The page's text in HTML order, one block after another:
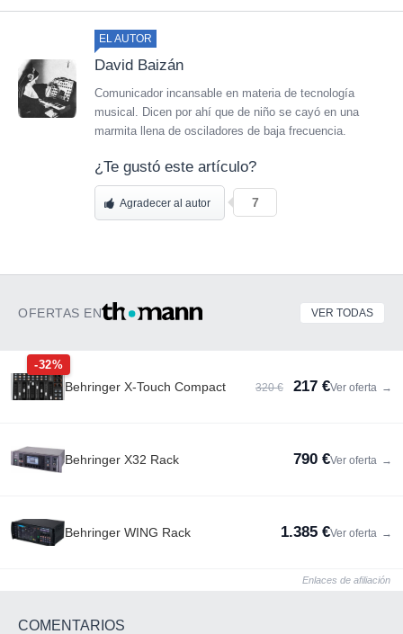
EL AUTOR
David Baizán
Comunicador incansable en materia de tecnología
musical. Dicen por ahí que de niño se cayó en una
marmita llena de osciladores de baja frecuencia.
¿Te gustó este artículo?
Agradecer al autor 7
OFERTAS EN VER TODAS
-32%
Behringer X-Touch Compact 320 € 217 €Ver oferta →
Behringer X32 Rack 790 €Ver oferta →
Behringer WING Rack 1.385 €Ver oferta →
Enlaces de afiliación
COMENTARIOS